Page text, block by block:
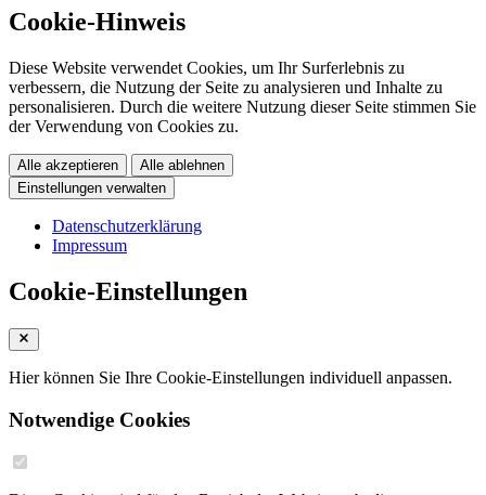
Cookie-Hinweis
Diese Website verwendet Cookies, um Ihr Surferlebnis zu
verbessern, die Nutzung der Seite zu analysieren und Inhalte zu
personalisieren. Durch die weitere Nutzung dieser Seite stimmen Sie
der Verwendung von Cookies zu.
Alle akzeptieren
Alle ablehnen
Einstellungen verwalten
Datenschutzerklärung
Impressum
Cookie-Einstellungen
Hier können Sie Ihre Cookie-Einstellungen individuell anpassen.
Notwendige Cookies